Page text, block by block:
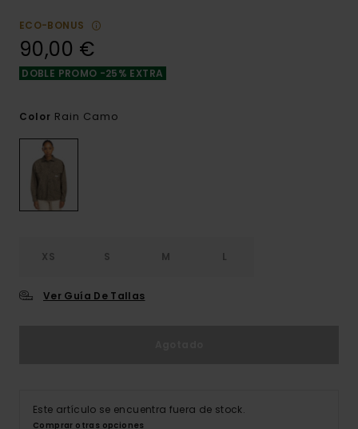
ECO-BONUS
90,00 €
DOBLE PROMO -25% EXTRA
Color Rain Camo
XS S M L
Ver Guía De Tallas
Este artículo se encuentra fuera de stock.
Comprar otras opciones